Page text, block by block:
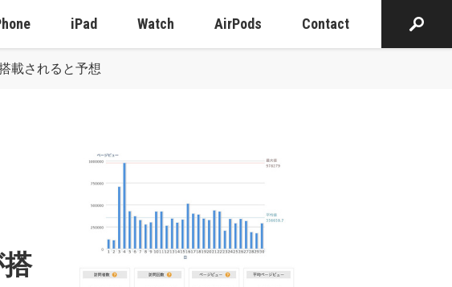
iPad Watch AirPods Contact
搭載されると予想
搭